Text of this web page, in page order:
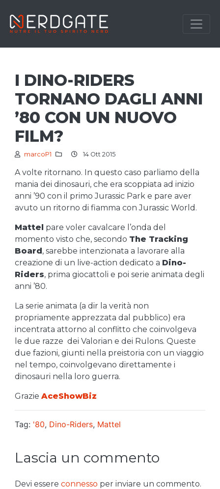
I DINO-RIDERS
TORNANO DAGLI ANNI
’80 CON UN NUOVO
FILM?
marcoP1 14 Ott 2015
A volte ritornano. In questo caso parliamo della
mania dei dinosauri, che era scoppiata ad inizio
anni ’90 con il primo Jurassic Park e pare aver
avuto un ritorno di fiamma con Jurassic World.
Mattel pare voler cavalcare l’onda del
momento visto che, secondo The Tracking
Board, sarebbe intenzionata a lavorare alla
creazione di un live-action dedicato a Dino-
Riders, prima giocattoli e poi serie animata degli
anni ’80.
La serie animata (a dir la verità non
propriamente apprezzata dal pubblico) era
incentrata attorno al conflitto che coinvolgeva
le due razze dei Valorian e dei Rulons. Queste
due fazioni, giunti nella preistoria con un viaggio
nel tempo, coinvolgevano direttamente i
dinosauri nella loro guerra.
Grazie AceShowBiz
Tag: '80, Dino-Riders, Mattel
Lascia un commento
Devi essere connesso per inviare un commento.